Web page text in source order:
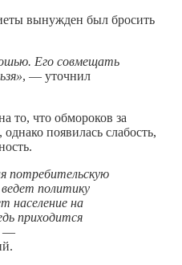
вынужден был бросить
Его совмещать
, — уточнил
то, что обмороков за
появилась слабость,
потребительскую
ведет политику
население на
приходится
—